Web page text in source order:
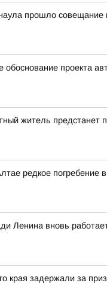
прошло совещание
обоснование проекта
житель
редкое погребение
Ленина вновь
края задержали за